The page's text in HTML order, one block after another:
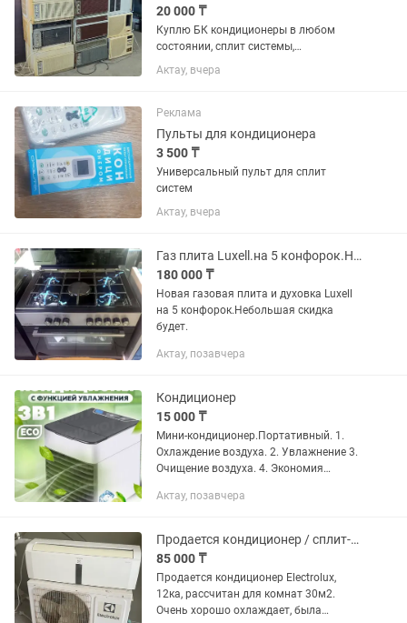
20 000 ₸
Куплю БК кондиционеры в любом
состоянии, сплит системы,
кондиционеры, наружные блоки.
Самовывоз! Цена зависит от модели
4 до 25 тысяч комплект. Можете
присылать...
Актау, вчера
Реклама
Пульты для кондиционера
3 500 ₸
Универсальный пульт для сплит
систем
Актау, вчера
Газ плита Luxell.на 5 конфорок.Новая!!!
180 000 ₸
Новая газовая плита и духовка Luxell
на 5 конфорок.Небольшая скидка
будет.
Актау, позавчера
Кондиционер
15 000 ₸
Мини-кондиционер.Портативный. 1.
Охлаждение воздуха. 2. Увлажнение 3.
Очищение воздуха. 4. Экономия
Актау, позавчера
Продается кондиционер / сплит-система
85 000 ₸
Продается кондиционер Electrolux,
12ка, рассчитан для комнат 30м2.
Очень хорошо охлаждает, была